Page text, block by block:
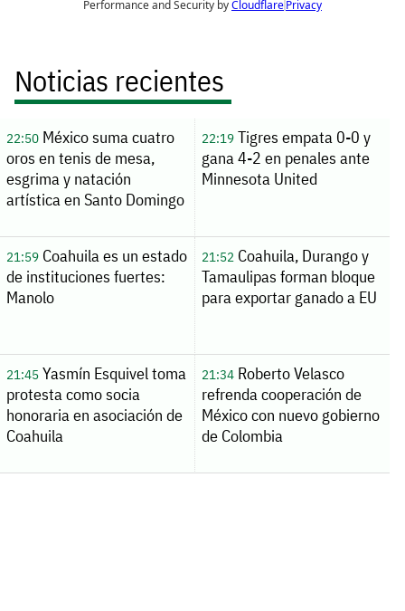
Noticias recientes
22:50México suma cuatro
oros en tenis de mesa,
esgrima y natación
artística en Santo Domingo
22:19Tigres empata 0-0 y
gana 4-2 en penales ante
Minnesota United
21:59Coahuila es un estado
de instituciones fuertes:
Manolo
21:52 Coahuila, Durango y
Tamaulipas forman bloque
para exportar ganado a EU
21:45Yasmín Esquivel toma
protesta como socia
honoraria en asociación de
Coahuila
21:34Roberto Velasco
refrenda cooperación de
México con nuevo gobierno
de Colombia